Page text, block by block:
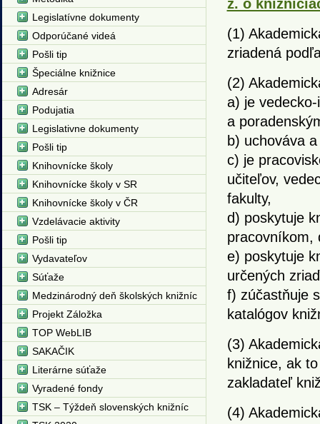
z. o
(1)
zriadená
(2)
a) je
a
b) uchováva
c) je
učiteľov,
fakulty,
d) poskytuje
pracovníkom,
e) poskytuje
určených
f) zúčastňuje
katalógov
(3)
knižnice, ak
zakladateľ
(4)
Legislatívne dokumenty
Odporúčané videá
Pošli tip
Špeciálne knižnice
Adresár
Podujatia
Legislativne dokumenty
Pošli tip
Knihovnícke školy
Knihovnícke školy v SR
Knihovnícke školy v ČR
Vzdelávacie aktivity
Pošli tip
Vydavateľov
Súťaže
Medzinárodný deň školských knižníc
Projekt Záložka
TOP WebLIB
SAKAČIK
Literárne súťaže
Vyradené fondy
TSK – Týždeň slovenských knižníc